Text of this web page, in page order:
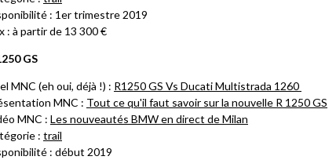
: 1er trimestre 2019
: à partir de 13 300 €
GS
MNC (eh oui, déjà !) : R1250 GS Vs Ducati Multistrada 1260
MNC : Tout ce qu'il faut savoir sur la nouvelle R 1250 GS
MNC : Les nouveautés BMW en direct de Milan
: trail
: début 2019